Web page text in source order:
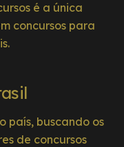
é a única
concursos para
país, buscando os
de concursos